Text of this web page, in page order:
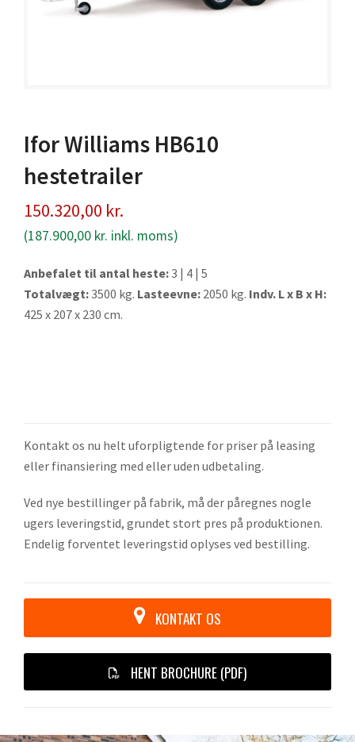
Ifor Williams HB610
hestetrailer
150.320,00 kr.
(187.900,00 kr. inkl. moms)
Anbefalet til antal heste:3 | 4 | 5
Totalvægt:3500 kg. Lasteevne: 2050 kg. Indv. L x B x H:
425 x 207 x 230 cm.
Kontakt os nu helt uforpligtende for priser på leasing
eller finansiering med eller uden udbetaling.
Ved nye bestillinger på fabrik, må der påregnes nogle
ugers leveringstid, grundet stort pres på produktionen.
Endelig forventet leveringstid oplyses ved bestilling.
KONTAKT OS
HENT BROCHURE (PDF)